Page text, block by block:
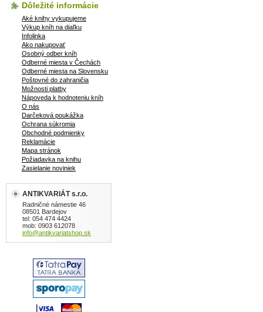
Dôležité informácie
Aké knihy vykupujeme
Výkup kníh na diaľku
Infolinka
Ako nakupovať
Osobný odber kníh
Odberné miesta v Čechách
Odberné miesta na Slovensku
Poštovné do zahraničia
Možnosti platby
Nápoveda k hodnoteniu kníh
O nás
Darčeková poukážka
Ochrana súkromia
Obchodné podmienky
Reklamácie
Mapa stránok
Požiadavka na knihu
Zasielanie noviniek
ANTIKVARIÁT s.r.o.
Radničné námestie 46
08501 Bardejov
tel: 054 474 4424
mob: 0903 612078
info@antikvariatshop.sk